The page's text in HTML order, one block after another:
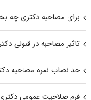
برای مصاحبه دکتری چه
تاثیر مصاحبه در قبولی
حد نصاب نمره مصاحبه
فرم صلاحیت عمومی